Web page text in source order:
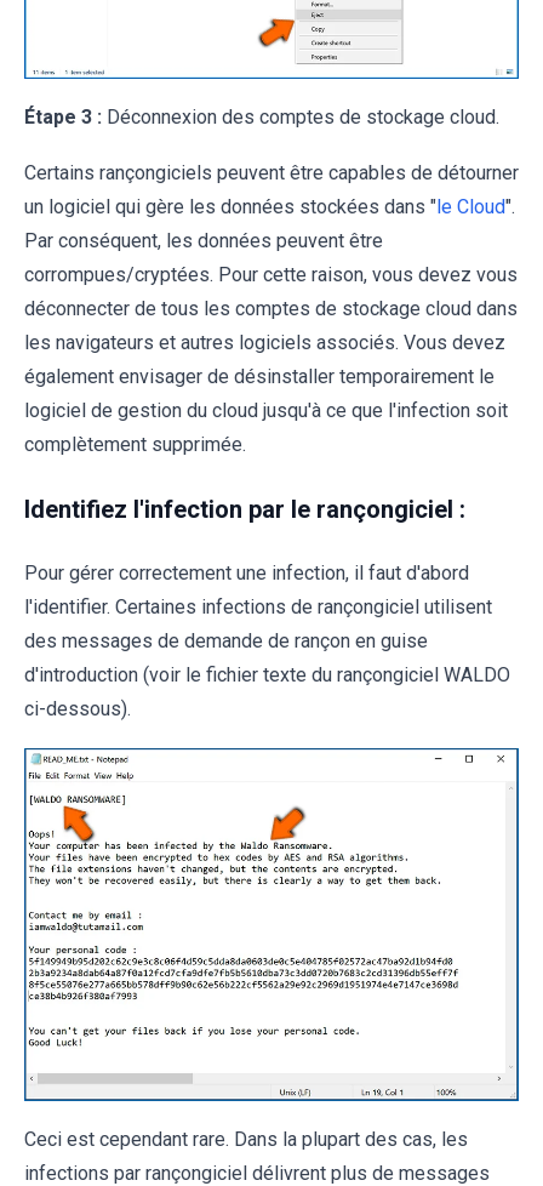
Étape 3 : Déconnexion des comptes de stockage cloud.
Certains rançongiciels peuvent être capables de détourner
un logiciel qui gère les données stockées dans "le Cloud".
Par conséquent, les données peuvent être
corrompues/cryptées. Pour cette raison, vous devez vous
déconnecter de tous les comptes de stockage cloud dans
les navigateurs et autres logiciels associés. Vous devez
également envisager de désinstaller temporairement le
logiciel de gestion du cloud jusqu'à ce que l'infection soit
complètement supprimée.
Identifiez l'infection par le rançongiciel :
Pour gérer correctement une infection, il faut d'abord
l'identifier. Certaines infections de rançongiciel utilisent
des messages de demande de rançon en guise
d'introduction (voir le fichier texte du rançongiciel WALDO
ci-dessous).
Ceci est cependant rare. Dans la plupart des cas, les
infections par rançongiciel délivrent plus de messages